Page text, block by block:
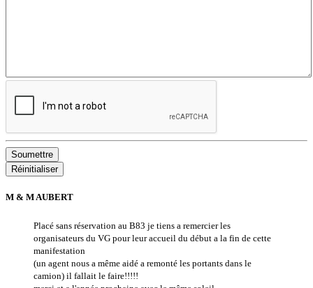
Soumettre
Réinitialiser
M & M AUBERT
Placé sans réservation au B83 je tiens a remercier les
organisateurs du VG pour leur accueil du début a la fin de cette
manifestation
(un agent nous a même aidé a remonté les portants dans le
camion) il fallait le faire!!!!!